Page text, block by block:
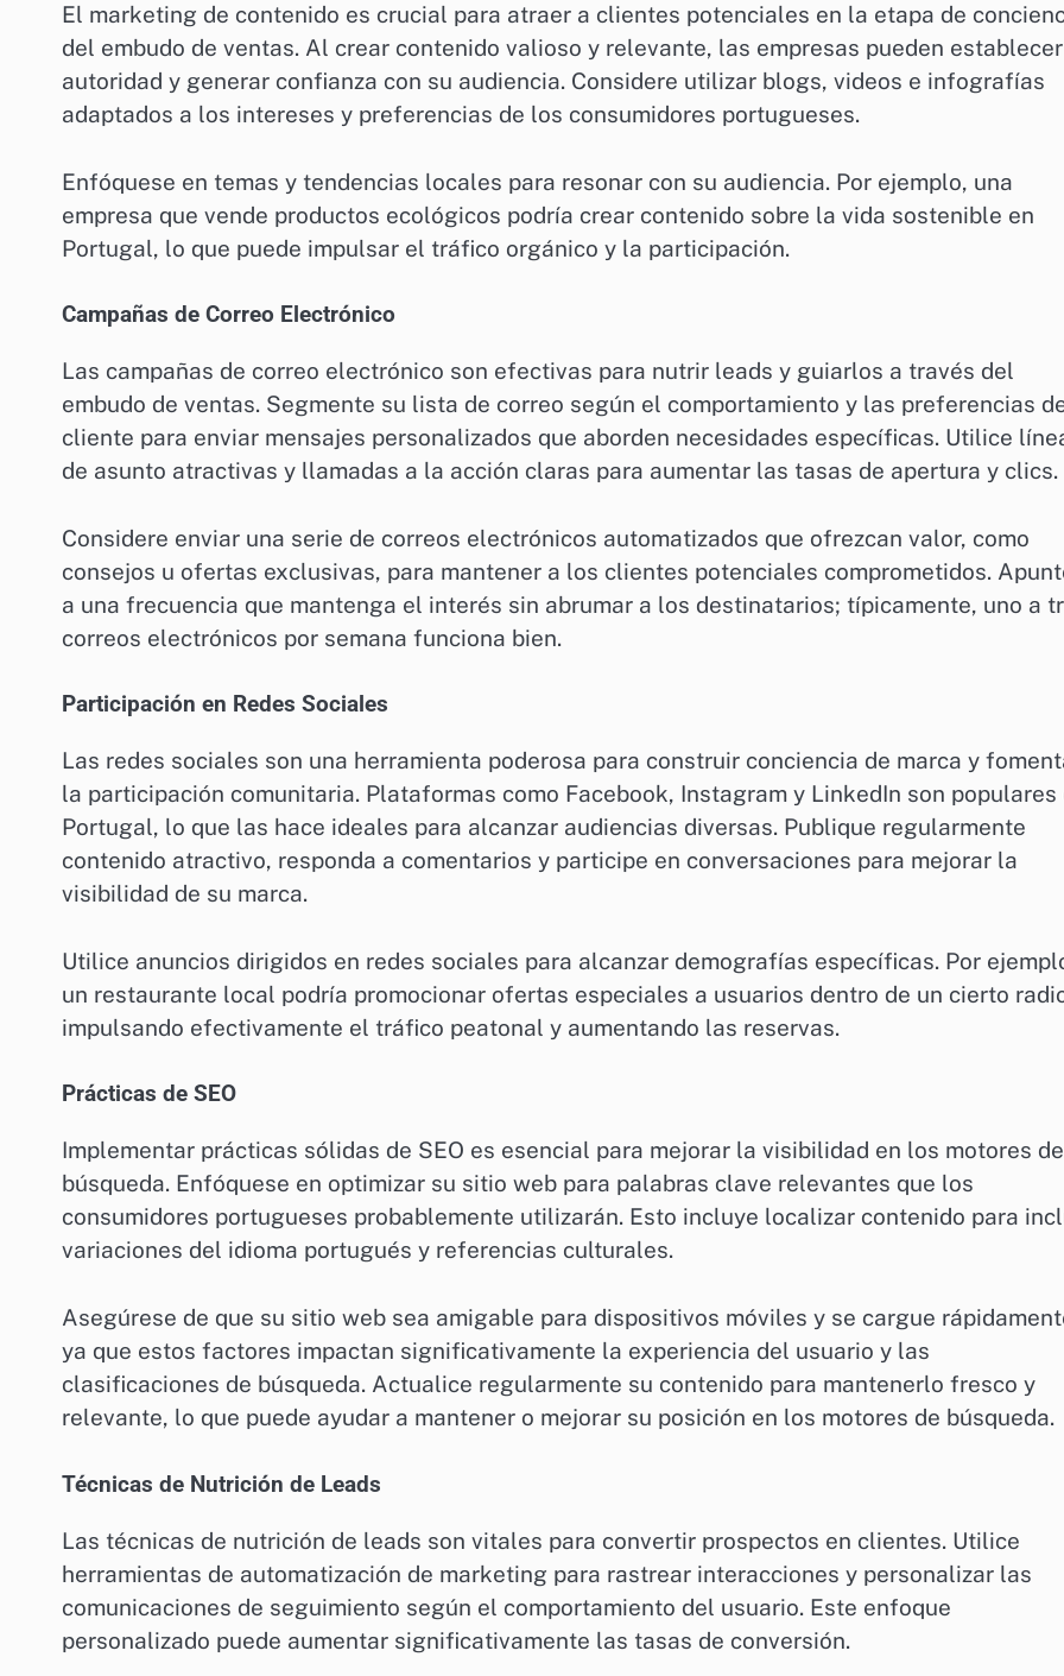
El marketing de contenido es crucial para atraer a clientes potenciales en la etapa de
del embudo de ventas. Al crear contenido valioso y relevante, las empresas pueden establecer
autoridad y generar confianza con su audiencia. Considere utilizar blogs, videos e infografías
adaptados a los intereses y preferencias de los consumidores portugueses.
Enfóquese en temas y tendencias locales para resonar con su audiencia. Por ejemplo, una
empresa que vende productos ecológicos podría crear contenido sobre la vida sostenible en
Portugal, lo que puede impulsar el tráfico orgánico y la participación.
Campañas de Correo Electrónico
Las campañas de correo electrónico son efectivas para nutrir leads y guiarlos a través del
embudo de ventas. Segmente su lista de correo según el comportamiento y las preferencias
cliente para enviar mensajes personalizados que aborden necesidades específicas. Utilice
de asunto atractivas y llamadas a la acción claras para aumentar las tasas de apertura y clics.
Considere enviar una serie de correos electrónicos automatizados que ofrezcan valor, como
consejos u ofertas exclusivas, para mantener a los clientes potenciales comprometidos.
a una frecuencia que mantenga el interés sin abrumar a los destinatarios; típicamente, uno a
correos electrónicos por semana funciona bien.
Participación en Redes Sociales
Las redes sociales son una herramienta poderosa para construir conciencia de marca y
la participación comunitaria. Plataformas como Facebook, Instagram y LinkedIn son populares
Portugal, lo que las hace ideales para alcanzar audiencias diversas. Publique regularmente
contenido atractivo, responda a comentarios y participe en conversaciones para mejorar la
visibilidad de su marca.
Utilice anuncios dirigidos en redes sociales para alcanzar demografías específicas. Por
un restaurante local podría promocionar ofertas especiales a usuarios dentro de un cierto
impulsando efectivamente el tráfico peatonal y aumentando las reservas.
Prácticas de SEO
Implementar prácticas sólidas de SEO es esencial para mejorar la visibilidad en los motores de
búsqueda. Enfóquese en optimizar su sitio web para palabras clave relevantes que los
consumidores portugueses probablemente utilizarán. Esto incluye localizar contenido para
variaciones del idioma portugués y referencias culturales.
Asegúrese de que su sitio web sea amigable para dispositivos móviles y se cargue
ya que estos factores impactan significativamente la experiencia del usuario y las
clasificaciones de búsqueda. Actualice regularmente su contenido para mantenerlo fresco y
relevante, lo que puede ayudar a mantener o mejorar su posición en los motores de búsqueda.
Técnicas de Nutrición de Leads
Las técnicas de nutrición de leads son vitales para convertir prospectos en clientes. Utilice
herramientas de automatización de marketing para rastrear interacciones y personalizar las
comunicaciones de seguimiento según el comportamiento del usuario. Este enfoque
personalizado puede aumentar significativamente las tasas de conversión.